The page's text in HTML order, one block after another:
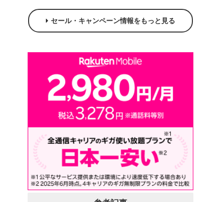
セール・キャンペーン情報をもっと見る